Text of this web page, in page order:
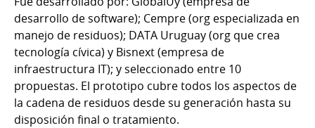
desarrollo de software); Cempre (org especializada en
manejo de residuos); DATA Uruguay (org que crea
tecnología cívica) y Bisnext (empresa de
infraestructura IT); y seleccionado entre 10
propuestas. El prototipo cubre todos los aspectos de
la cadena de residuos desde su generación hasta su
disposición final o tratamiento.